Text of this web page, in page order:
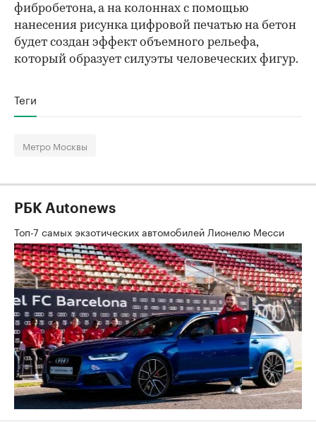
фибробетона, а на колоннах с помощью
нанесения рисунка цифровой печатью на бетон
будет создан эффект объемного рельефа,
который образует силуэты человеческих фигур.
Теги
Метро Москвы
РБК Autonews
Топ-7 самых экзотических автомобилей Лионелю Месси